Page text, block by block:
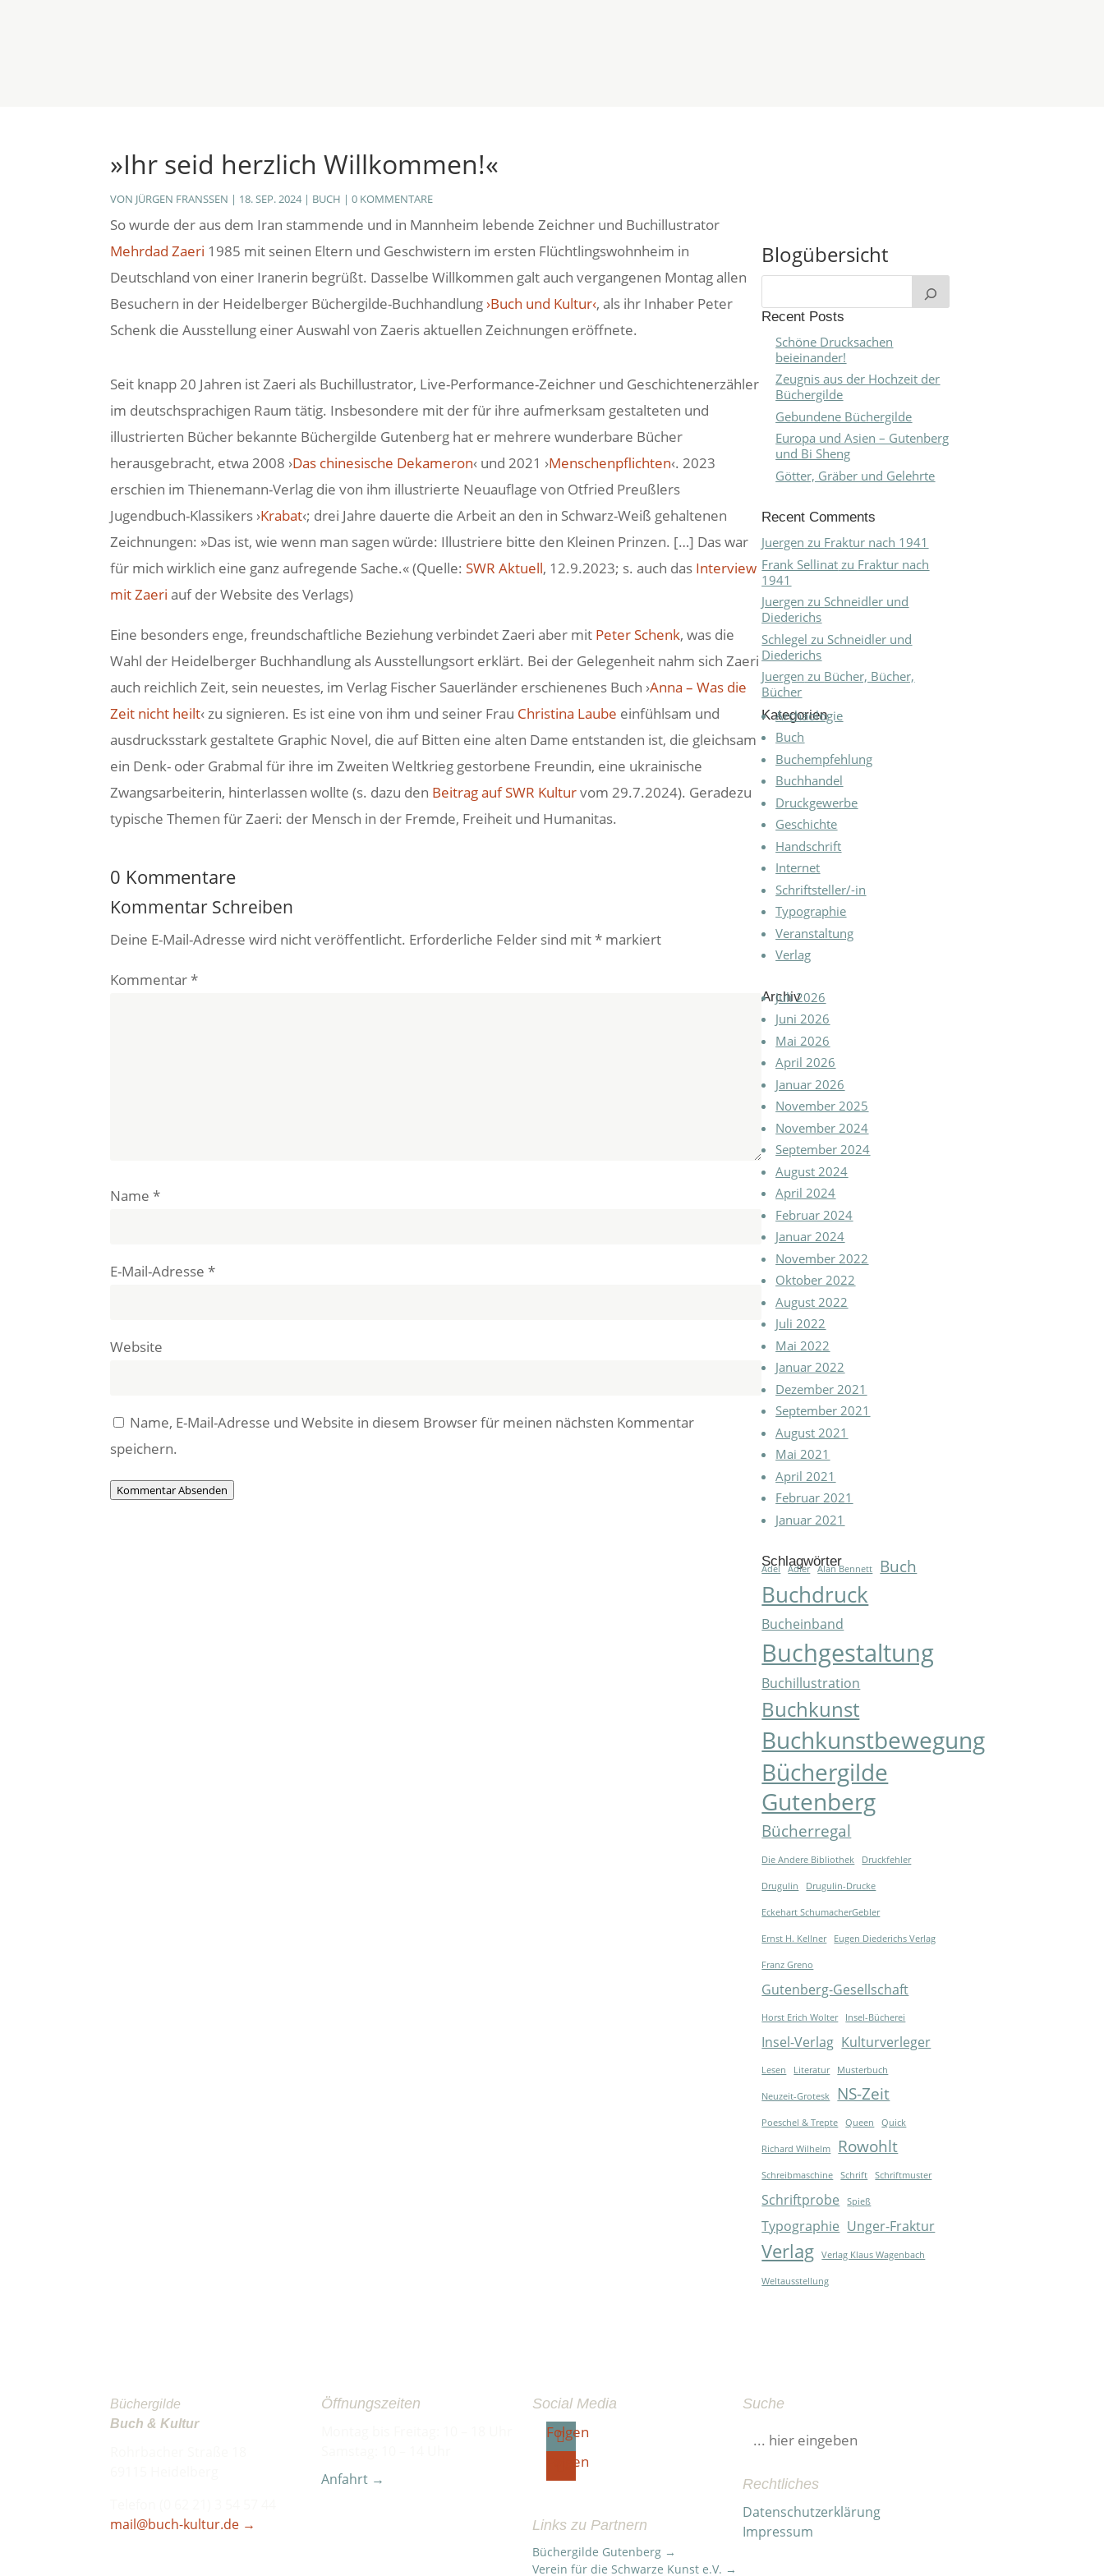
»Ihr seid herzlich Willkommen!«
VON JÜRGEN FRANSSEN | 18. SEP. 2024| BUCH |0 KOMMENTARE
So wurde der aus dem Iran stammende und in Mannheim lebende Zeichner und Buchillustrator
Mehrdad Zaeri 1985 mit seinen Eltern und Geschwistern im ersten Flüchtlingswohnheim in
Deutschland von einer Iranerin begrüßt. Dasselbe Willkommen galt auch vergangenen Montag allen
Besuchern in der Heidelberger Büchergilde-Buchhandlung ›Buch und Kultur‹, als ihr Inhaber Peter
Schenk die Ausstellung einer Auswahl von Zaeris aktuellen Zeichnungen eröffnete.
Seit knapp 20 Jahren ist Zaeri als Buchillustrator, Live-Performance-Zeichner und Geschichtenerzähler
im deutschsprachigen Raum tätig. Insbesondere mit der für ihre aufmerksam gestalteten und
illustrierten Bücher bekannte Büchergilde Gutenberg hat er mehrere wunderbare Bücher
herausgebracht, etwa 2008 ›Das chinesische Dekameron‹ und 2021 ›Menschenpflichten‹. 2023
erschien im Thienemann-Verlag die von ihm illustrierte Neuauflage von Otfried Preußlers
Jugendbuch-Klassikers ›Krabat‹; drei Jahre dauerte die Arbeit an den in Schwarz-Weiß gehaltenen
Zeichnungen: »Das ist, wie wenn man sagen würde: Illustriere bitte den Kleinen Prinzen. […] Das war
für mich wirklich eine ganz aufregende Sache.« (Quelle:SWR Aktuell, 12.9.2023; s. auch das Interview
mit Zaeri auf der Website des Verlags)
Eine besonders enge, freundschaftliche Beziehung verbindet Zaeri aber mit Peter Schenk, was die
Wahl der Heidelberger Buchhandlung als Ausstellungsort erklärt. Bei der Gelegenheit nahm sich Zaeri
auch reichlich Zeit, sein neuestes, im Verlag Fischer Sauerländer erschienenes Buch ›Anna – Was die
Zeit nicht heilt‹ zu signieren. Es ist eine von ihm und seiner Frau Christina Laube einfühlsam und
ausdrucksstark gestaltete Graphic Novel, die auf Bitten eine alten Dame entstanden ist, die gleichsam
ein Denk- oder Grabmal für ihre im Zweiten Weltkrieg gestorbene Freundin, eine ukrainische
Zwangsarbeiterin, hinterlassen wollte (s. dazu den Beitrag auf SWR Kulturvom 29.7.2024). Geradezu
typische Themen für Zaeri: der Mensch in der Fremde, Freiheit und Humanitas.
0 Kommentare
Kommentar Schreiben
Deine E-Mail-Adresse wird nicht veröffentlicht. Erforderliche Felder sind mit* markiert
Kommentar*
Name*
E-Mail-Adresse*
Website
Name, E-Mail-Adresse und Website in diesem Browser für meinen nächsten Kommentar
speichern.
Kommentar Absenden
Blogübersicht
Recent Posts
Schöne Drucksachen
beieinander!
Zeugnis aus der Hochzeit der
Büchergilde
Gebundene Büchergilde
Europa und Asien – Gutenberg
und Bi Sheng
Götter, Gräber und Gelehrte
Recent Comments
Juergen zu Fraktur nach 1941
Frank Sellinat zu Fraktur nach
1941
Juergen zu Schneidler und
Diederichs
Schlegel zu Schneidler und
Diederichs
Juergen zu Bücher, Bücher,
Bücher
Kategorien
Archäologie
Buch
Buchempfehlung
Buchhandel
Druckgewerbe
Geschichte
Handschrift
Internet
Schriftsteller/-in
Typographie
Veranstaltung
Verlag
Archiv
Juli 2026
Juni 2026
Mai 2026
April 2026
Januar 2026
November 2025
November 2024
September 2024
August 2024
April 2024
Februar 2024
Januar 2024
November 2022
Oktober 2022
August 2022
Juli 2022
Mai 2022
Januar 2022
Dezember 2021
September 2021
August 2021
Mai 2021
April 2021
Februar 2021
Januar 2021
Schlagwörter
Adel Adler Alan Bennett Buch
Buchdruck
Bucheinband
Buchgestaltung
Buchillustration
Buchkunst
Buchkunstbewegung
Büchergilde
Gutenberg
Bücherregal
Die Andere Bibliothek Druckfehler
Drugulin Drugulin-Drucke
Eckehart SchumacherGebler
Ernst H. Kellner Eugen Diederichs Verlag
Franz Greno
Gutenberg-Gesellschaft
Horst Erich Wolter Insel-Bücherei
Insel-Verlag Kulturverleger
Lesen Literatur Musterbuch
Neuzeit-Grotesk NS-Zeit
Poeschel & Trepte Queen Quick
Richard Wilhelm Rowohlt
Schreibmaschine Schrift Schriftmuster
Schriftprobe Spieß
Typographie Unger-Fraktur
Verlag Verlag Klaus Wagenbach
Weltausstellung
Büchergilde
Buch & Kultur
mail@buch-kultur.de →
Öffnungszeiten
Anfahrt →
Social Media
Folgen
Folgen
Links zu Partnern
Büchergilde Gutenberg →
Verein für die Schwarze Kunst e.V. →
Suche
Suchen
Rechtliches
Datenschutzerklärung
Impressum